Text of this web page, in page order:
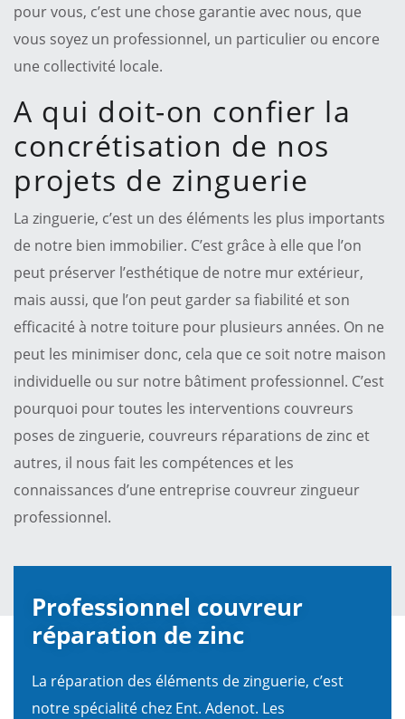
pour vous, c’est une chose garantie avec nous, que
vous soyez un professionnel, un particulier ou encore
une collectivité locale.
A qui doit-on confier la
concrétisation de nos
projets de zinguerie
La zinguerie, c’est un des éléments les plus importants
de notre bien immobilier. C’est grâce à elle que l’on
peut préserver l’esthétique de notre mur extérieur,
mais aussi, que l’on peut garder sa fiabilité et son
efficacité à notre toiture pour plusieurs années. On ne
peut les minimiser donc, cela que ce soit notre maison
individuelle ou sur notre bâtiment professionnel. C’est
pourquoi pour toutes les interventions couvreurs
poses de zinguerie, couvreurs réparations de zinc et
autres, il nous fait les compétences et les
connaissances d’une entreprise couvreur zingueur
professionnel.
Professionnel couvreur
réparation de zinc
La réparation des éléments de zinguerie, c’est
notre spécialité chez Ent. Adenot. Les